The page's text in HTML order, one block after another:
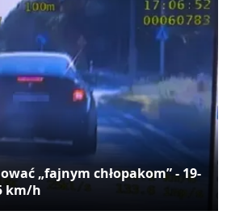
„fajnym chłopakom” - 19-
km/h